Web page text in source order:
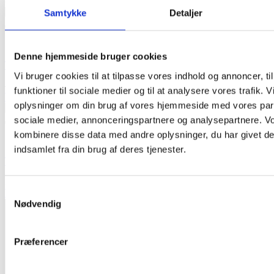
Samtykke Detaljer
Denne hjemmeside bruger cookies
Vi bruger cookies til at tilpasse vores indhold og annoncer,
funktioner til sociale medier og til at analysere vores trafik.
oplysninger om din brug af vores hjemmeside med vores
sociale medier, annonceringspartnere og analysepartnere.
kombinere disse data med andre oplysninger, du har givet
indsamlet fra din brug af deres tjenester.
Nødvendig
Præferencer
Varta Industrial Alkaline C/LR14/MN1400 (20 Styk)
132,50kr.
Original
price
was:
132,50 kr..
110,00kr.Current
price
is:
110,00 kr..
(Inkl. moms 110,00kr. )
Tilføj til kurv
Add to Wishlist
Kontakt Os
Falkevej 11
DK-6705 Esbjerg Ø